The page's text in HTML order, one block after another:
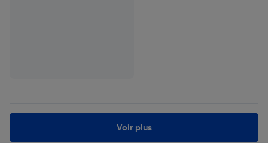
Voir plus